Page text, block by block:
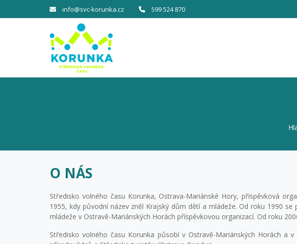
info@svc-korunka.cz 599 524 870
O NÁS
Středisko volného času Korunka, Ostrava-Mariánské Hory, příspěvková
1955, kdy původní název zněl Krajský dům dětí a mládeže. Od roku 1990
mládeže v Ostravě-Mariánských Horách příspěvkovou organizací. Od roku
Středisko volného času Korunka působí v Ostravě-Mariánských Horách a